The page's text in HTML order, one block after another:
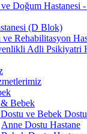
Doğum Hastanesi
(D Blok)
Rehabilitasyon
Adli Psikiyatri
Bebek
ve Bebek Dostu
Anne Dostu Hastane